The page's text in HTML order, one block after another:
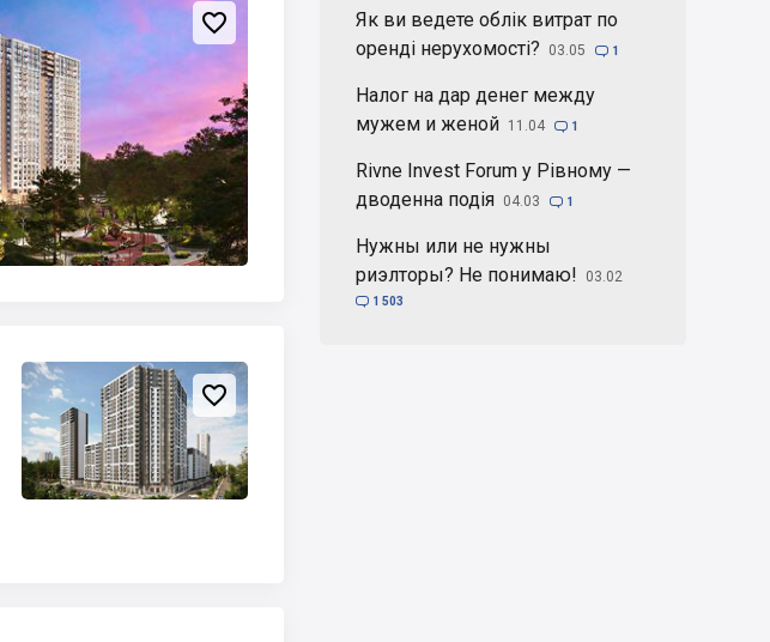


Як ви ведете облік витрат по
оренді нерухомості?
03.05  1
Налог на дар денег между
мужем и женой 11.04  1
Rivne Invest Forum у Рівному —
дводенна подія 04.03  1
Нужны или не нужны
риэлторы? Не понимаю!
03.02
 1 503